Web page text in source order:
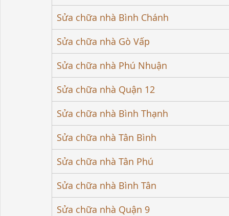
Sửa chữa nhà Bình Chánh
Sửa chữa nhà Gò Vấp
Sửa chữa nhà Phú Nhuận
Sửa chữa nhà Quận 12
Sửa chữa nhà Bình Thạnh
Sửa chữa nhà Tân Bình
Sửa chữa nhà Tân Phú
Sửa chữa nhà Bình Tân
Sửa chữa nhà Quận 9